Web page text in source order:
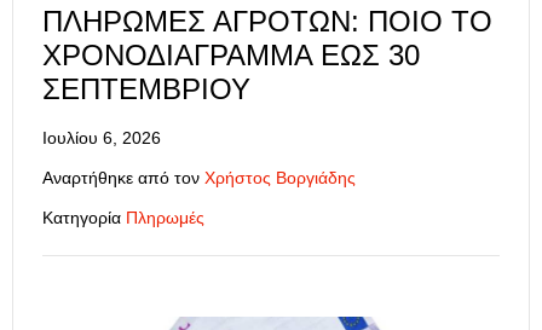
ΠΛΗΡΩΜΈΣ ΑΓΡΟΤΏΝ: ΠΟΙΟ ΤΟ
ΧΡΟΝΟΔΙΆΓΡΑΜΜΑ ΈΩΣ 30
ΣΕΠΤΕΜΒΡΊΟΥ
Ιουλίου 6, 2026
Αναρτήθηκε από τον Χρήστος Βοργιάδης
Κατηγορία Πληρωμές